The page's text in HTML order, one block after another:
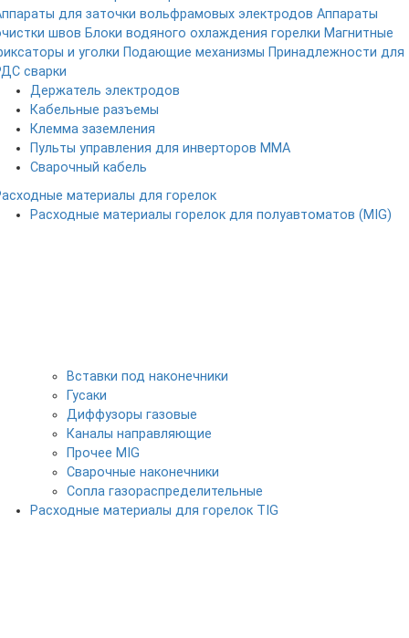
для заточки вольфрамовых электродов Аппараты
швов Блоки водяного охлаждения горелки Магнитные
и уголки Подающие механизмы Принадлежности для
сварки
Держатель электродов
Кабельные разъемы
Клемма заземления
Пульты управления для инверторов MMA
Сварочный кабель
материалы для горелок
Расходные материалы горелок для полуавтоматов (MIG)
Вставки под наконечники
Гусаки
Диффузоры газовые
Каналы направляющие
Прочее MIG
Сварочные наконечники
Сопла газораспределительные
Расходные материалы для горелок TIG